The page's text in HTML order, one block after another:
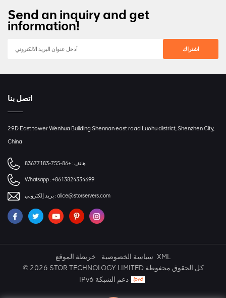
Send an inquiry and get
information!
اتصل بنا
29D East tower Wenhua Building Shennan east road Luohu district, Shenzhen City,
China
هاتف : +86-755-83677183
Whatsapp :+8613824334699
بريد إلكتروني :alice@storservers.com
خريطة الموقع سياسة الخصوصية XML
© 2026 STOR TECHNOLOGY LIMITED كل الحقوق محفوظة
IPv6 دعم الشبكة